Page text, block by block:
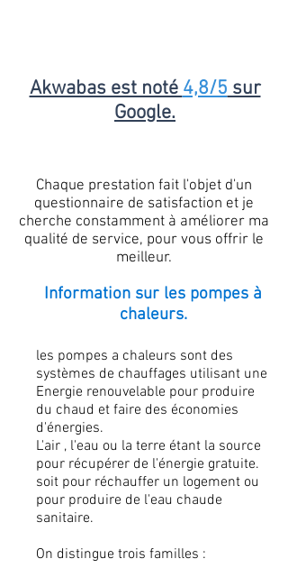
Akwabas est noté 4,8/5 sur
Google.
Chaque prestation fait l'objet d'un
questionnaire de satisfaction et je
cherche constamment à améliorer ma
qualité de service, pour vous offrir le
meilleur.
Information sur les pompes à
chaleurs.
les pompes a chaleurs sont des
systèmes de chauffages utilisant une
Energie renouvelable pour produire
du chaud et faire des économies
d'énergies.
L'air , l'eau ou la terre étant la source
pour récupérer de l'énergie gratuite.
soit pour réchauffer un logement ou
pour produire de l'eau chaude
sanitaire.
On distingue trois familles :